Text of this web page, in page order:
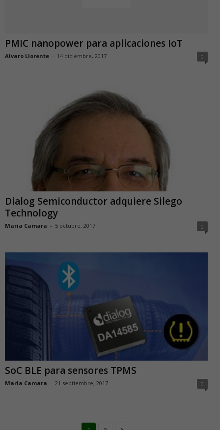
PMIC nanopower para aplicaciones IoT
Alvaro Llorente - 14 diciembre, 2017 0
Dialog Semiconductor adquiere Silego
Technology
Maria Camara - 5 octubre, 2017 0
SoC BLE para sensores TPMS
Maria Camara - 21 septiembre, 2017 0